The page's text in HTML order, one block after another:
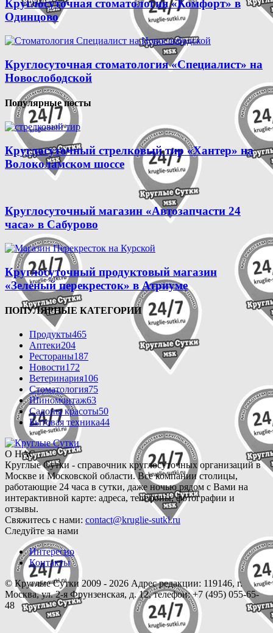
Круглосуточная стоматология «Комфорт» в
Одинцово
Круглосуточная стоматология «Специалист» на
Новослободской
Популярные посты
Круглосуточный стрелковый тир «Хантер» на
Волоколамском шоссе
Круглосуточный магазин «Автозапчасти 24
часа» в Сабурово
Круглосуточный продуктовый магазин
«Зеленый перекресток» в Атриуме
ПОПУЛЯРНЫЕ КАТЕГОРИИ
Продукты465
Аптеки204
Рестораны187
Новости172
Ветеринария106
Стоматология75
Шиномонтаж63
Салоны красоты50
Бытовая техника44
О НАС
Круглые Сутки - справочник круглосуточных организаций в
Москве и Московской области. Все компании столицы,
работающие 24 часа в сутки, даже ночью рядом с Вами на
интерактивной карте: адреса, телефоны, фотографии и
отзывы.
Свяжитесь с нами: contact@kruglie-sutki.ru
Следуйте за нами
Интересно
Контакты
© Круглые Сутки 2009 - 2026 Адрес редакции: 119146, г.
Москва, ул. 2-я Фрунзенская, д. 12, телефон: +7 (495) 055-65-
48